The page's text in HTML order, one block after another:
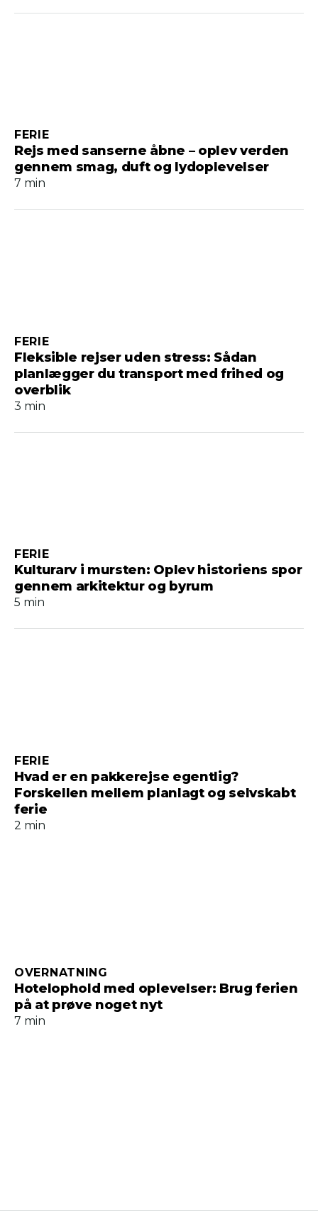
Rejs med sanserne åbne – oplev verden
gennem smag, duft og lydoplevelser
FERIE
7 min
Fleksible rejser uden stress: Sådan
planlægger du transport med frihed og
overblik
FERIE
3 min
Kulturarv i mursten: Oplev historiens spor
gennem arkitektur og byrum
FERIE
5 min
Hvad er en pakkerejse egentlig?
Forskellen mellem planlagt og selvskabt
ferie
FERIE
2 min
Hotelophold med oplevelser: Brug ferien
på at prøve noget nyt
OVERNATNING
7 min